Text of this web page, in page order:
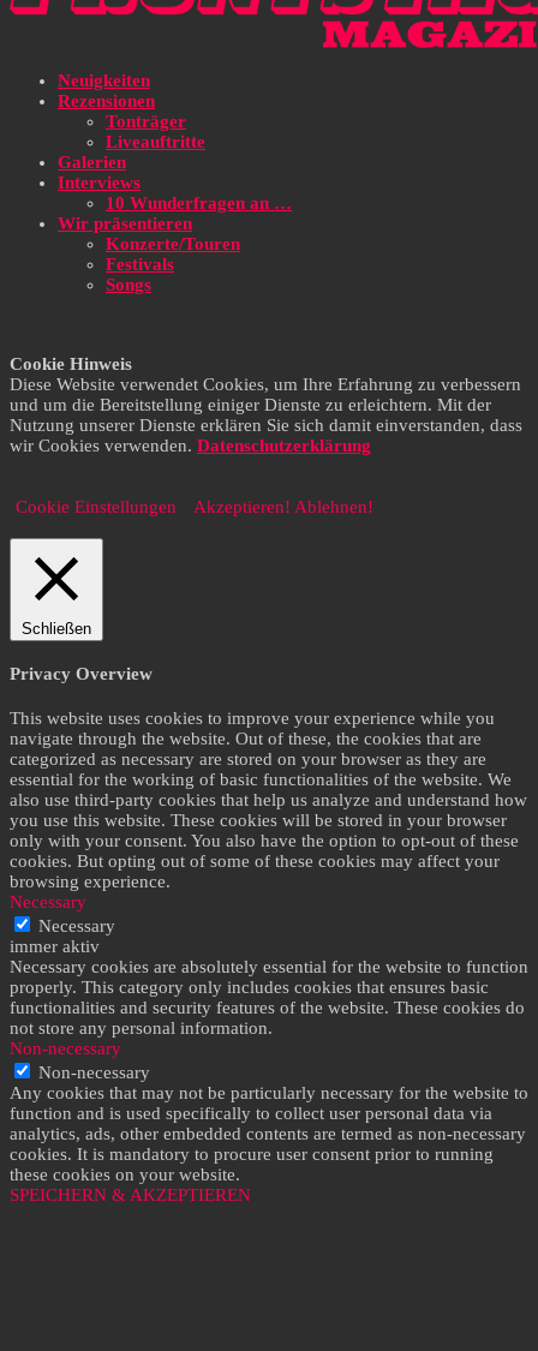
Neuigkeiten
Rezensionen
Tonträger
Liveauftritte
Galerien
Interviews
10 Wunderfragen an …
Wir präsentieren
Konzerte/Touren
Festivals
Songs
Cookie Hinweis
Diese Website verwendet Cookies, um Ihre Erfahrung zu verbessern
und um die Bereitstellung einiger Dienste zu erleichtern. Mit der
Nutzung unserer Dienste erklären Sie sich damit einverstanden, dass
wir Cookies verwenden. Datenschutzerklärung
Cookie Einstellungen Akzeptieren! Ablehnen!
Schließen
Privacy Overview
This website uses cookies to improve your experience while you
navigate through the website. Out of these, the cookies that are
categorized as necessary are stored on your browser as they are
essential for the working of basic functionalities of the website. We
also use third-party cookies that help us analyze and understand how
you use this website. These cookies will be stored in your browser
only with your consent. You also have the option to opt-out of these
cookies. But opting out of some of these cookies may affect your
browsing experience.
Necessary
Necessary
immer aktiv
Necessary cookies are absolutely essential for the website to function
properly. This category only includes cookies that ensures basic
functionalities and security features of the website. These cookies do
not store any personal information.
Non-necessary
Non-necessary
Any cookies that may not be particularly necessary for the website to
function and is used specifically to collect user personal data via
analytics, ads, other embedded contents are termed as non-necessary
cookies. It is mandatory to procure user consent prior to running
these cookies on your website.
SPEICHERN & AKZEPTIEREN